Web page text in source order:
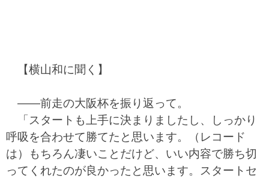
【横山和に聞く】
――前走の大阪杯を振り返って。
「スタートも上手に決まりましたし、しっかり
呼吸を合わせて勝てたと思います。（レコード
は）もちろん凄いことだけど、いい内容で勝ち切
ってくれたのが良かったと思います。スタートセ